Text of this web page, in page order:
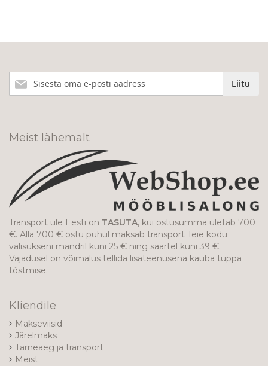
meie
Liitu
Meist lähemalt
Transport üle Eesti on TASUTA, kui ostusumma ületab 700
€. Alla 700 € ostu puhul maksab transport Teie kodu
välisukseni mandril kuni 25 € ning saartel kuni 39 €.
Vajadusel on võimalus tellida lisateenusena kauba tuppa
tõstmise.
Kliendile
Makseviisid
Järelmaks
Tarneaeg ja transport
Meist